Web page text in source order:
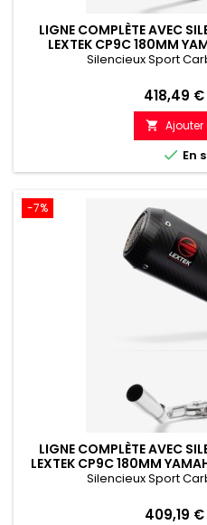
LIGNE COMPLÈTE AVEC
LEXTEK CP9C 180MM
Silencieux Sport
Prix
418,49 €

 En
-7%
LIGNE COMPLÈTE AVEC
LEXTEK CP9C 180MM
Silencieux Sport
Prix
409,19 €